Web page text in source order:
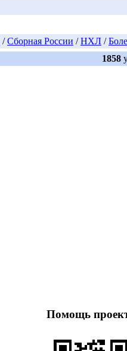
/Сборная России /НХЛ /
1858
Помощь